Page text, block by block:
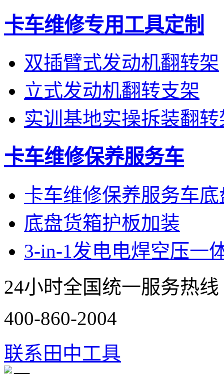
卡车维修专用工具定制
双插臂式发动机翻转架
立式发动机翻转支架
实训基地实操拆装翻转
卡车维修保养服务车
卡车维修保养服务车底
底盘货箱护板加装
3-in-1发电电焊空压一
24小时全国统一服务热线
400-860-2004
联系田中工具